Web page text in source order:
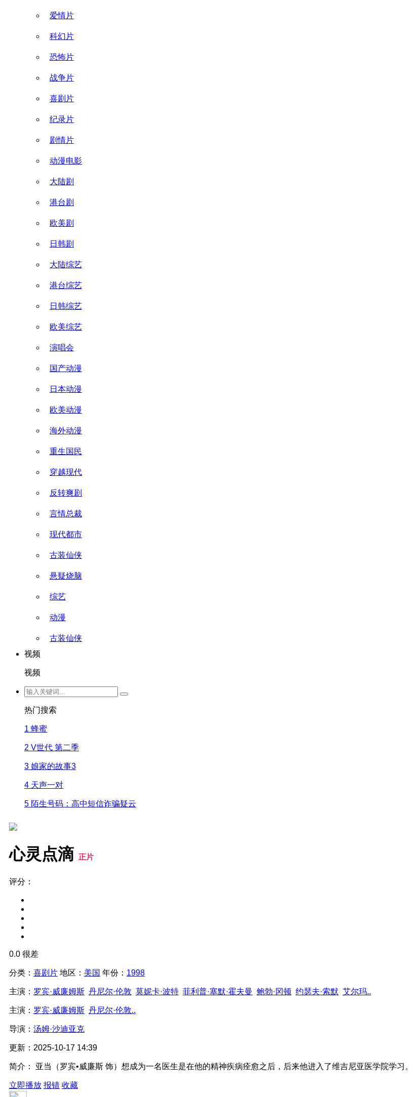
爱情片
科幻片
恐怖片
战争片
喜剧片
纪录片
剧情片
动漫电影
大陆剧
港台剧
欧美剧
日韩剧
大陆综艺
港台综艺
日韩综艺
欧美综艺
演唱会
国产动漫
日本动漫
欧美动漫
海外动漫
重生国民
穿越现代
反转爽剧
言情总裁
现代都市
古装仙侠
悬疑烧脑
综艺
动漫
古装仙侠
视频
视频
热门搜索
1 蜂蜜
2 V世代 第二季
3 娘家的故事3
4 天声一对
5 陌生号码：高中短信诈骗疑云
心灵点滴 正片
评分：
0.0 很差
分类： 喜剧片 地区： 美国 年份： 1998
主演： 罗宾·威廉姆斯 丹尼尔·伦敦 莫妮卡·波特 菲利普·塞默·霍夫曼 鲍勃·冈顿 约瑟夫·索默 艾尔玛..
主演： 罗宾·威廉姆斯 丹尼尔·伦敦..
导演： 汤姆·沙迪亚克
更新： 2025-10-17 14:39
简介： 亚当（罗宾•威廉斯 饰）想成为一名医生是在他的精神疾病痊愈之后，后来他进入了维吉尼亚医学院学习
立即播放 报错 收藏